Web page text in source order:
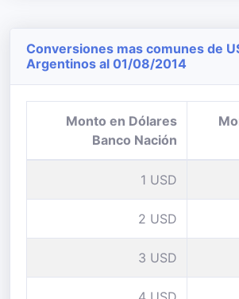
Conversiones mas comunes de
Argentinos al 01/08/2014
Monto en Dólares
Banco Nación
1 USD
2 USD
3 USD